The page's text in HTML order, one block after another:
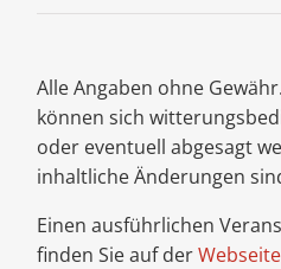
Alle Angaben ohne
können sich
oder eventuell abgesagt
inhaltliche Änderungen
Einen ausführlichen
finden Sie auf der